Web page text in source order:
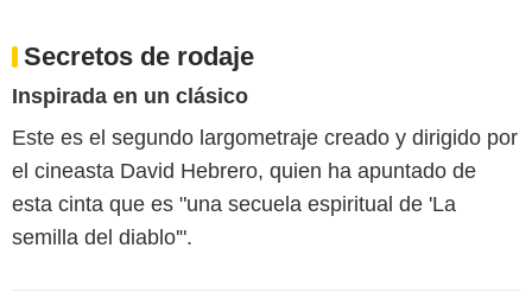
Secretos de rodaje
Inspirada en un clásico
Este es el segundo largometraje creado y dirigido por
el cineasta David Hebrero, quien ha apuntado de
esta cinta que es "una secuela espiritual de 'La
semilla del diablo'".